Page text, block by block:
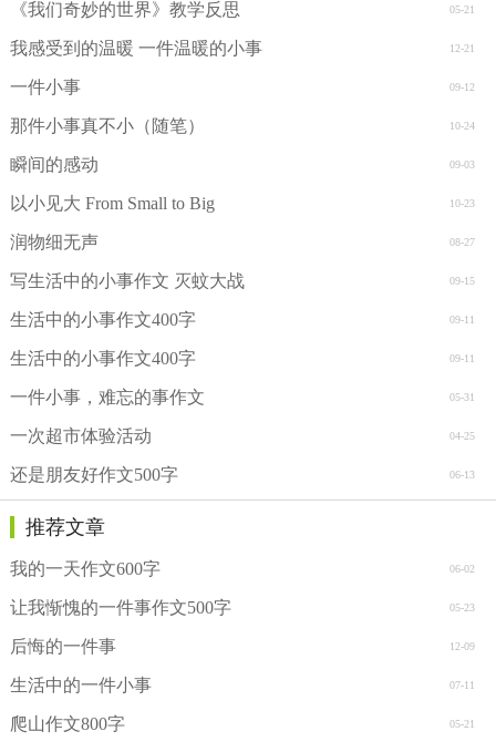
05-21
《我们奇妙的世界》教学反思
12-21
我感受到的温暖 一件温暖的小事
09-12
一件小事
10-24
那件小事真不小（随笔）
09-03
瞬间的感动
10-23
以小见大 From Small to Big
08-27
润物细无声
09-15
写生活中的小事作文 灭蚊大战
09-11
生活中的小事作文400字
09-11
生活中的小事作文400字
05-31
一件小事，难忘的事作文
04-25
一次超市体验活动
06-13
还是朋友好作文500字
推荐文章
06-02
我的一天作文600字
05-23
让我惭愧的一件事作文500字
12-09
后悔的一件事
07-11
生活中的一件小事
05-21
爬山作文800字